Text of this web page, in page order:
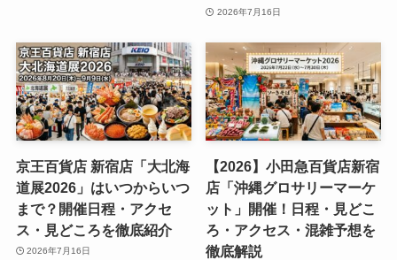
2026年7月16日
京王百貨店 新宿店「大北海
道展2026」はいつからいつ
まで？開催日程・アクセ
ス・見どころを徹底紹介
2026年7月16日
【2026】小田急百貨店新宿
店「沖縄グロサリーマーケ
ット」開催！日程・見どこ
ろ・アクセス・混雑予想を
徹底解説